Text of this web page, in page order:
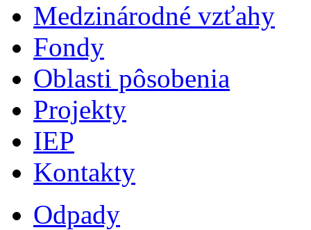
Medzinárodné vzťahy
Fondy
Oblasti pôsobenia
Projekty
IEP
Kontakty
Odpady